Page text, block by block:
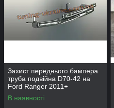
Захист переднього бампера
труба подвійна D70-42 на
Ford Ranger 2011+
В наявності